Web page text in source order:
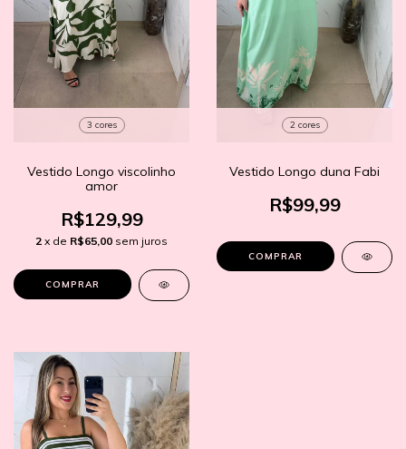
3 cores
Vestido Longo viscolinho
amor
R$129,99
2 x de R$65,00 sem juros
COMPRAR
2 cores
Vestido Longo duna Fabi
R$99,99
COMPRAR